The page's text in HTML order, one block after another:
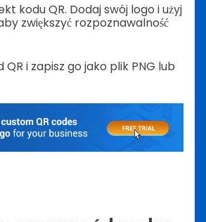
kodu QR. Dodaj swój logo i użyj
zwiększyć rozpoznawalność
QR i zapisz go jako plik PNG lub